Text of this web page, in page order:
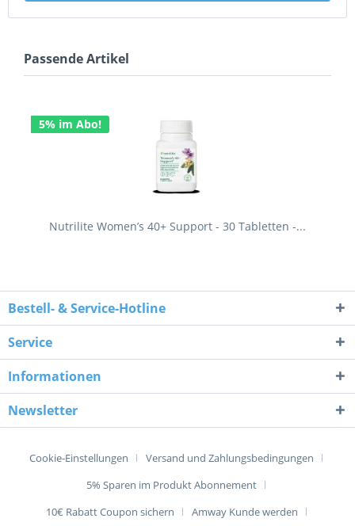
Passende Artikel
5% im Abo!
Nutrilite Women’s 40+ Support - 30 Tabletten -...
Bestell- & Service-Hotline
Service
Informationen
Newsletter
Cookie-Einstellungen
Versand und Zahlungsbedingungen
5% Sparen im Produkt Abonnement
10€ Rabatt Coupon sichern
Amway Kunde werden